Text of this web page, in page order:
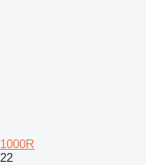
1000R
22